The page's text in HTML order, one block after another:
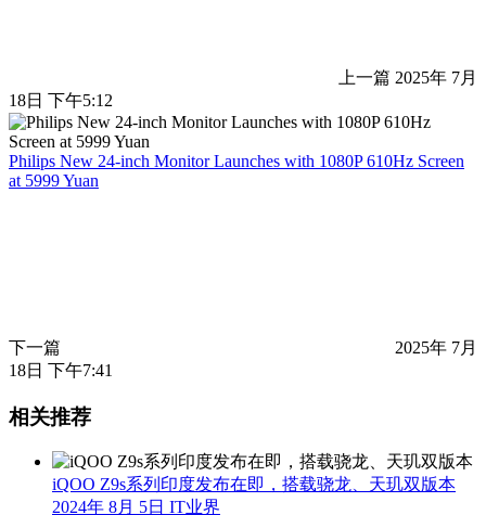
上一篇 2025年 7月
18日 下午5:12
Philips New 24-inch Monitor Launches with 1080P 610Hz Screen
at 5999 Yuan
下一篇
2025年 7月
18日 下午7:41
相关推荐
iQOO Z9s系列印度发布在即，搭载骁龙、天玑双版本
2024年 8月 5日 IT业界